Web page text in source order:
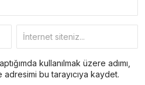
kullanılmak üzere adımı,
bu tarayıcıya kaydet.